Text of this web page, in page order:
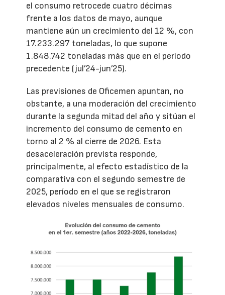
el consumo retrocede cuatro décimas
frente a los datos de mayo, aunque
mantiene aún un crecimiento del 12 %, con
17.233.297 toneladas, lo que supone
1.848.742 toneladas más que en el período
precedente (jul’24-jun’25).
Las previsiones de Oficemen apuntan, no
obstante, a una moderación del crecimiento
durante la segunda mitad del año y sitúan el
incremento del consumo de cemento en
torno al 2 % al cierre de 2026. Esta
desaceleración prevista responde,
principalmente, al efecto estadístico de la
comparativa con el segundo semestre de
2025, período en el que se registraron
elevados niveles mensuales de consumo.